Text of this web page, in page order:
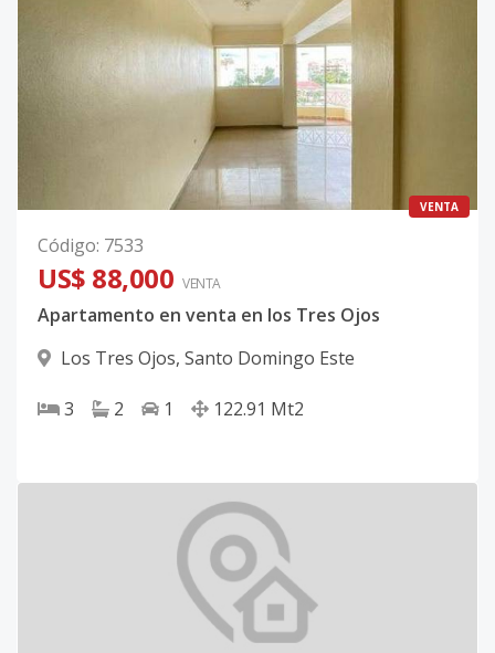
VENTA
Código: 7533
US$ 88,000 VENTA
Apartamento en venta en los Tres Ojos
Los Tres Ojos, Santo Domingo Este
3 2 1 122.91 Mt2